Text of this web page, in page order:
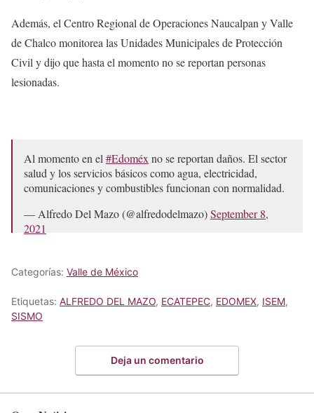
Además, el Centro Regional de Operaciones Naucalpan y Valle
de Chalco monitorea las Unidades Municipales de Protección
Civil y dijo que hasta el momento no se reportan personas
lesionadas.
Al momento en el #Edoméx no se reportan daños. El sector
salud y los servicios básicos como agua, electricidad,
comunicaciones y combustibles funcionan con normalidad.
— Alfredo Del Mazo (@alfredodelmazo)September 8,
2021
Categorías: Valle de México
Etiquetas: ALFREDO DEL MAZO, ECATEPEC, EDOMEX, ISEM,
SISMO
Deja un comentario